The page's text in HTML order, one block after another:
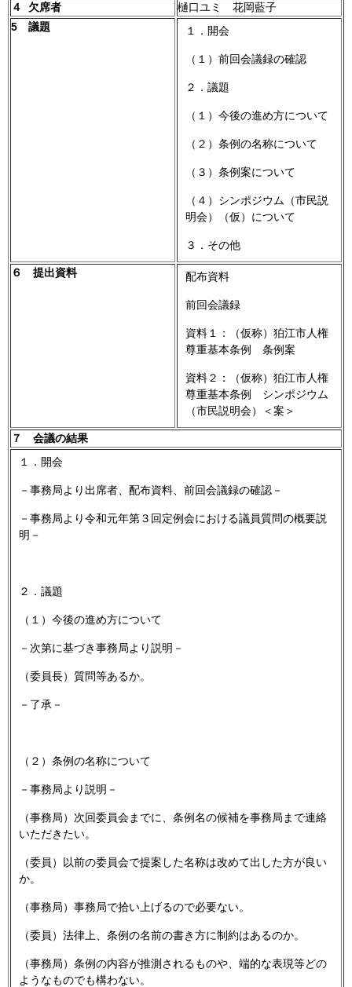
４ 欠席者
樋口ユミ 花岡藍子
5 議題
１．開会
（１）前回会議録の確認
２．議題
（１）今後の進め方について
（２）条例の名称について
（３）条例案について
（４）シンポジウム（市民説
明会）（仮）について
３．その他
６ 提出資料 配布資料
前回会議録
資料１：（仮称）狛江市人権
尊重基本条例 条例案
資料２：（仮称）狛江市人権
尊重基本条例 シンポジウム
（市民説明会）＜案＞
７ 会議の結果
１．開会
－事務局より出席者、配布資料、前回会議録の確認－
－事務局より令和元年第３回定例会における議員質問の概要説
明－
２．議題
（１）今後の進め方について
－次第に基づき事務局より説明－
（委員長）質問等あるか。
－了承－
（２）条例の名称について
－事務局より説明－
（事務局）次回委員会までに、条例名の候補を事務局まで連絡
いただきたい。
（委員）以前の委員会で提案した名称は改めて出した方が良い
か。
（事務局）事務局で拾い上げるので必要ない。
（委員）法律上、条例の名前の書き方に制約はあるのか。
（事務局）条例の内容が推測されるものや、端的な表現等どの
ようなものでも構わない。